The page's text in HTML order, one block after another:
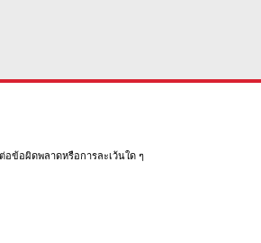
ข้อผิดพลาดหรือการละเว้นใด ๆ